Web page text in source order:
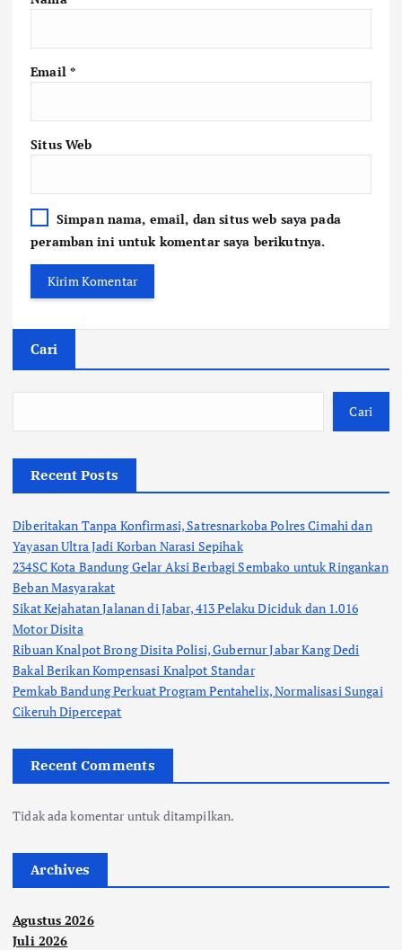
Email *
Situs Web
Simpan nama, email, dan situs web saya pada
peramban ini untuk komentar saya berikutnya.
Cari
Cari
Recent Posts
Diberitakan Tanpa Konfirmasi, Satresnarkoba Polres Cimahi dan
Yayasan Ultra Jadi Korban Narasi Sepihak
234SC Kota Bandung Gelar Aksi Berbagi Sembako untuk Ringankan
Beban Masyarakat
Sikat Kejahatan Jalanan di Jabar, 413 Pelaku Diciduk dan 1.016
Motor Disita
Ribuan Knalpot Brong Disita Polisi, Gubernur Jabar Kang Dedi
Bakal Berikan Kompensasi Knalpot Standar
Pemkab Bandung Perkuat Program Pentahelix, Normalisasi Sungai
Cikeruh Dipercepat
Recent Comments
Tidak ada komentar untuk ditampilkan.
Archives
Agustus 2026
Juli 2026